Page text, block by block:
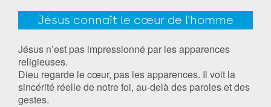
Jésus connaît le cœur de l’homme
Jésus n’est pas impressionné par les apparences
religieuses.
Dieu regarde le cœur, pas les apparences. Il voit la
sincérité réelle de notre foi, au-delà des paroles et des
gestes.